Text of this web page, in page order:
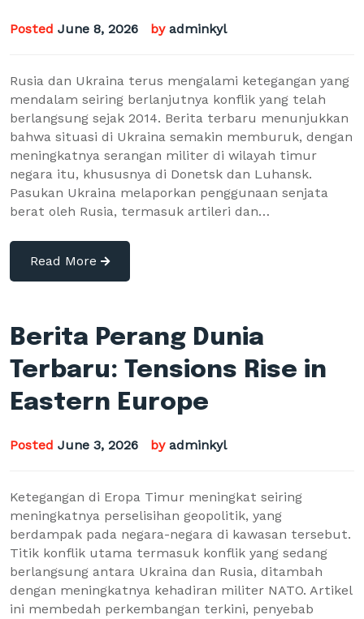
Posted June 8, 2026 by adminkyl
Rusia dan Ukraina terus mengalami ketegangan yang
mendalam seiring berlanjutnya konflik yang telah
berlangsung sejak 2014. Berita terbaru menunjukkan
bahwa situasi di Ukraina semakin memburuk, dengan
meningkatnya serangan militer di wilayah timur
negara itu, khususnya di Donetsk dan Luhansk.
Pasukan Ukraina melaporkan penggunaan senjata
berat oleh Rusia, termasuk artileri dan…
Read More
Berita Perang Dunia
Terbaru: Tensions Rise in
Eastern Europe
Posted June 3, 2026 by adminkyl
Ketegangan di Eropa Timur meningkat seiring
meningkatnya perselisihan geopolitik, yang
berdampak pada negara-negara di kawasan tersebut.
Titik konflik utama termasuk konflik yang sedang
berlangsung antara Ukraina dan Rusia, ditambah
dengan meningkatnya kehadiran militer NATO. Artikel
ini membedah perkembangan terkini, penyebab